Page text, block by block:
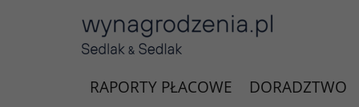
RAPORTY PŁACOWE DORADZTWO